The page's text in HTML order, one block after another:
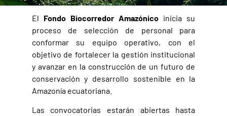
El Fondo Biocorredor Amazónico inicia su
proceso de selección de personal para
conformar su equipo operativo, con el
objetivo de fortalecer la gestión institucional
y avanzar en la construcción de un futuro de
conservación y desarrollo sostenible en la
Amazonía ecuatoriana.
Las convocatorias estarán abiertas hasta